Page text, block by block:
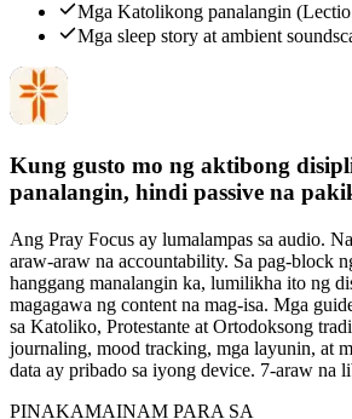
Mga Katolikong panalangin
Mga sleep story at ambient
Kung gusto mo ng aktibong
panalangin, hindi passive na
Ang Pray Focus ay lumalampas sa audio.
araw-araw na accountability. Sa pag-block
hanggang manalangin ka, lumilikha ito ng
magagawa ng content na mag-isa. Mga
sa Katoliko, Protestante at Ortodoksong
journaling, mood tracking, mga layunin, at
data ay pribado sa iyong device. 7-araw na
PINAKAMAINAM PARA SA